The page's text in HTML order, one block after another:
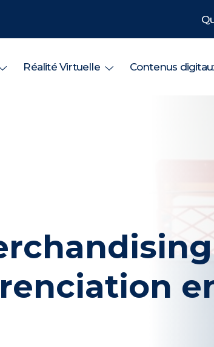
Réalité Virtuelle Contenus